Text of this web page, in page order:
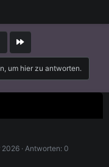
Letzte
um hier zu antworten.
2026
Antworten: 0